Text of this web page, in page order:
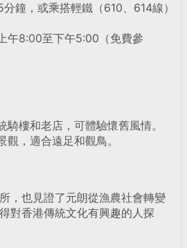
鐘，或乘搭輕鐵（610、614線）
午8:00至下午5:00（免費參
樓和老店，可體驗懷舊風情。
，適合遠足和觀鳥。
，也見證了元朗從漁農社會轉變
對香港傳統文化有興趣的人探